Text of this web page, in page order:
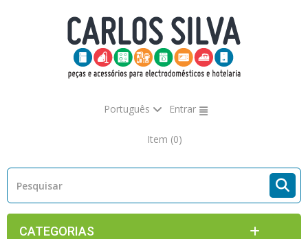
Português Entrar
Item (0)
CATEGORIAS